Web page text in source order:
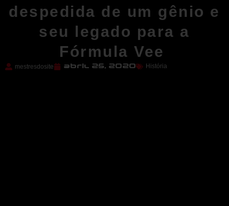
despedida de um gênio e
seu legado para a
Fórmula Vee
mestresdosite abril 25, 2020 História